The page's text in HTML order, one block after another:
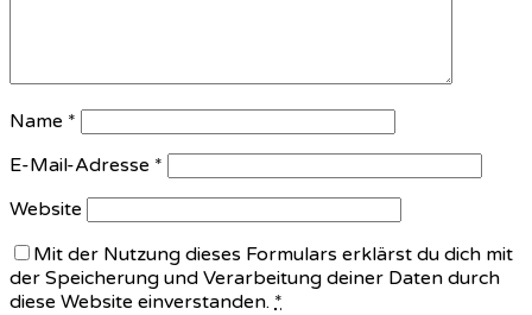
Name *
E-Mail-Adresse *
Website
Mit der Nutzung dieses Formulars erklärst du dich mit
der Speicherung und Verarbeitung deiner Daten durch
diese Website einverstanden. *